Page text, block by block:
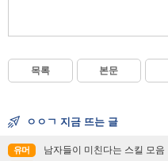
목록 본문
ㅇㅇㄱ 지금 뜨는 글
유머 남자들이 미친다는 스킬 모음